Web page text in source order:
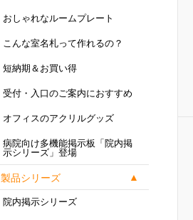
おしゃれなルームプレート
こんな室名札って作れるの？
短納期＆お買い得
受付・入口のご案内におすすめ
オフィスのアクリルグッズ
病院向け多機能掲示板「院内掲
示シリーズ」登場
製品シリーズ
院内掲示シリーズ